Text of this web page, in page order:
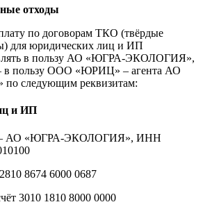
отходы
по договорам ТКО (твёрдые
для юридических лиц и ИП
в пользу АО «ЮГРА-ЭКОЛОГИЯ»,
в пользу ООО «ЮРИЦ» – агента АО
следующим реквизитам:
и ИП
– АО «ЮГРА-ЭКОЛОГИЯ», ИНН
8674 6000 0687
3010 1810 8000 0000